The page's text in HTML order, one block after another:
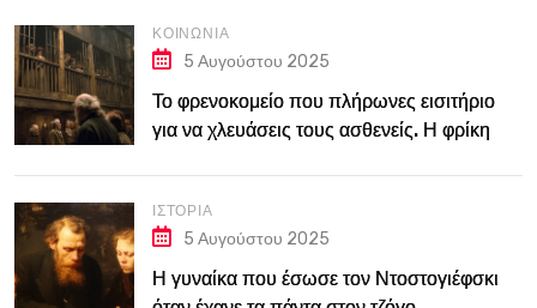
ΚΟΙΝΩΝΊΑ
5 Αυγούστου 2025
Το φρενοκομείο που πλήρωνες εισιτήριο
για να χλευάσεις τους ασθενείς. Η φρίκη
ΙΣΤΟΡΊΑ
5 Αυγούστου 2025
Η γυναίκα που έσωσε τον Ντοστογιέφσκι